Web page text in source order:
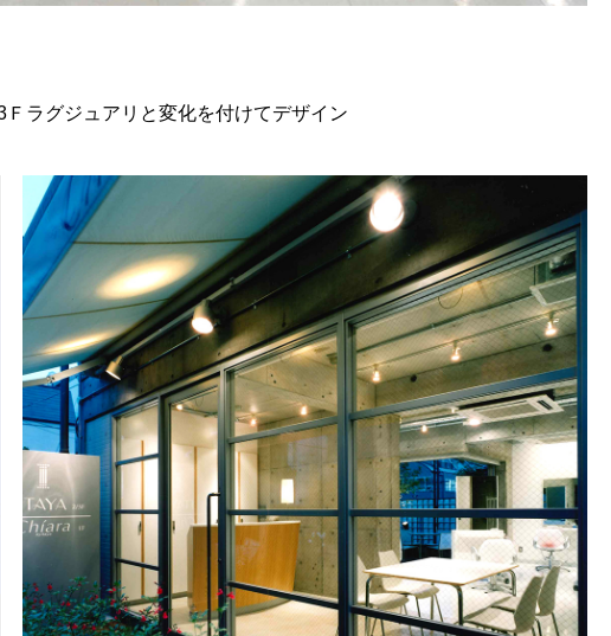
ラグジュアリと変化を付けてデザイン